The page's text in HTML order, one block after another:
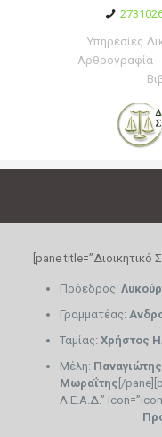
Υπηρεσίες
Αρθρογραφία
[pane title=”Διοικητικό
Πρόεδρος:
Γραμματέας:
Ταμίας: Χρήστος
Μέλη:
Μωραΐτης [/
Λ.Ε.Α.Δ.”